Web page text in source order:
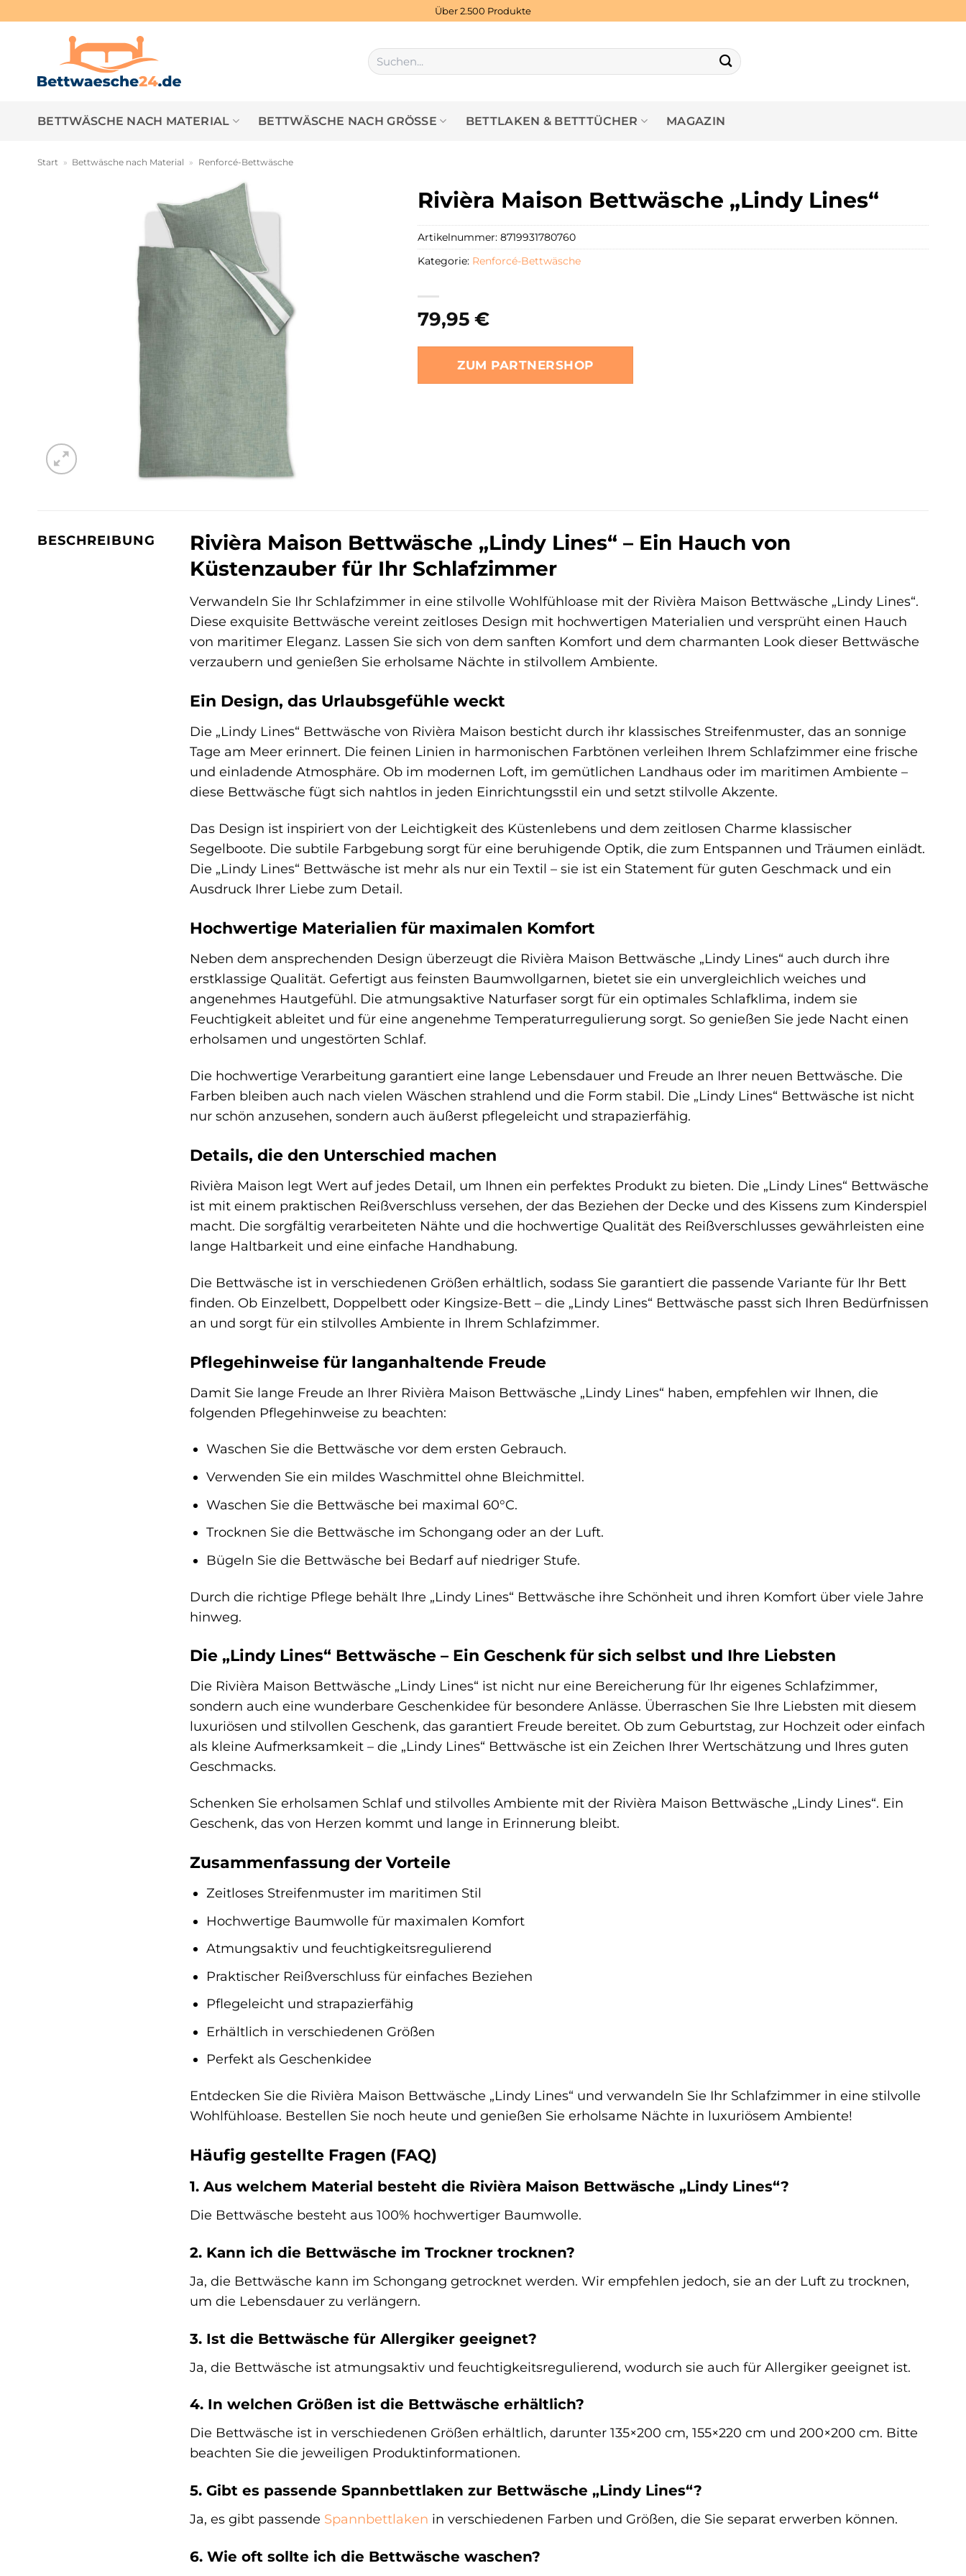
Über 2.500 Produkte
Suchen
nach:
BETTWÄSCHE NACH MATERIAL BETTWÄSCHE NACH GRÖSSE BETTLAKEN & BETTTÜCHER MAGAZIN
Start » Bettwäsche nach Material » Renforcé-Bettwäsche
Rivièra Maison Bettwäsche „Lindy Lines“
79,95€
ZUM PARTNERSHOP
Artikelnummer:8719931780760
Kategorie: Renforcé-Bettwäsche
BESCHREIBUNG
Rivièra Maison Bettwäsche „Lindy Lines“ – Ein Hauch von
Küstenzauber für Ihr Schlafzimmer
Verwandeln Sie Ihr Schlafzimmer in eine stilvolle Wohlfühloase mit der Rivièra Maison Bettwäsche „Lindy Lines“.
Diese exquisite Bettwäsche vereint zeitloses Design mit hochwertigen Materialien und versprüht einen Hauch
von maritimer Eleganz. Lassen Sie sich von dem sanften Komfort und dem charmanten Look dieser Bettwäsche
verzaubern und genießen Sie erholsame Nächte in stilvollem Ambiente.
Ein Design, das Urlaubsgefühle weckt
Die „Lindy Lines“ Bettwäsche von Rivièra Maison besticht durch ihr klassisches Streifenmuster, das an sonnige
Tage am Meer erinnert. Die feinen Linien in harmonischen Farbtönen verleihen Ihrem Schlafzimmer eine frische
und einladende Atmosphäre. Ob im modernen Loft, im gemütlichen Landhaus oder im maritimen Ambiente –
diese Bettwäsche fügt sich nahtlos in jeden Einrichtungsstil ein und setzt stilvolle Akzente.
Das Design ist inspiriert von der Leichtigkeit des Küstenlebens und dem zeitlosen Charme klassischer
Segelboote. Die subtile Farbgebung sorgt für eine beruhigende Optik, die zum Entspannen und Träumen einlädt.
Die „Lindy Lines“ Bettwäsche ist mehr als nur ein Textil – sie ist ein Statement für guten Geschmack und ein
Ausdruck Ihrer Liebe zum Detail.
Hochwertige Materialien für maximalen Komfort
Neben dem ansprechenden Design überzeugt die Rivièra Maison Bettwäsche „Lindy Lines“ auch durch ihre
erstklassige Qualität. Gefertigt aus feinsten Baumwollgarnen, bietet sie ein unvergleichlich weiches und
angenehmes Hautgefühl. Die atmungsaktive Naturfaser sorgt für ein optimales Schlafklima, indem sie
Feuchtigkeit ableitet und für eine angenehme Temperaturregulierung sorgt. So genießen Sie jede Nacht einen
erholsamen und ungestörten Schlaf.
Die hochwertige Verarbeitung garantiert eine lange Lebensdauer und Freude an Ihrer neuen Bettwäsche. Die
Farben bleiben auch nach vielen Wäschen strahlend und die Form stabil. Die „Lindy Lines“ Bettwäsche ist nicht
nur schön anzusehen, sondern auch äußerst pflegeleicht und strapazierfähig.
Details, die den Unterschied machen
Rivièra Maison legt Wert auf jedes Detail, um Ihnen ein perfektes Produkt zu bieten. Die „Lindy Lines“ Bettwäsche
ist mit einem praktischen Reißverschluss versehen, der das Beziehen der Decke und des Kissens zum Kinderspiel
macht. Die sorgfältig verarbeiteten Nähte und die hochwertige Qualität des Reißverschlusses gewährleisten eine
lange Haltbarkeit und eine einfache Handhabung.
Die Bettwäsche ist in verschiedenen Größen erhältlich, sodass Sie garantiert die passende Variante für Ihr Bett
finden. Ob Einzelbett, Doppelbett oder Kingsize-Bett – die „Lindy Lines“ Bettwäsche passt sich Ihren Bedürfnissen
an und sorgt für ein stilvolles Ambiente in Ihrem Schlafzimmer.
Pflegehinweise für langanhaltende Freude
Damit Sie lange Freude an Ihrer Rivièra Maison Bettwäsche „Lindy Lines“ haben, empfehlen wir Ihnen, die
folgenden Pflegehinweise zu beachten:
Waschen Sie die Bettwäsche vor dem ersten Gebrauch.
Verwenden Sie ein mildes Waschmittel ohne Bleichmittel.
Waschen Sie die Bettwäsche bei maximal 60°C.
Trocknen Sie die Bettwäsche im Schongang oder an der Luft.
Bügeln Sie die Bettwäsche bei Bedarf auf niedriger Stufe.
Durch die richtige Pflege behält Ihre „Lindy Lines“ Bettwäsche ihre Schönheit und ihren Komfort über viele Jahre
hinweg.
Die „Lindy Lines“ Bettwäsche – Ein Geschenk für sich selbst und Ihre Liebsten
Die Rivièra Maison Bettwäsche „Lindy Lines“ ist nicht nur eine Bereicherung für Ihr eigenes Schlafzimmer,
sondern auch eine wunderbare Geschenkidee für besondere Anlässe. Überraschen Sie Ihre Liebsten mit diesem
luxuriösen und stilvollen Geschenk, das garantiert Freude bereitet. Ob zum Geburtstag, zur Hochzeit oder einfach
als kleine Aufmerksamkeit – die „Lindy Lines“ Bettwäsche ist ein Zeichen Ihrer Wertschätzung und Ihres guten
Geschmacks.
Schenken Sie erholsamen Schlaf und stilvolles Ambiente mit der Rivièra Maison Bettwäsche „Lindy Lines“. Ein
Geschenk, das von Herzen kommt und lange in Erinnerung bleibt.
Zusammenfassung der Vorteile
Zeitloses Streifenmuster im maritimen Stil
Hochwertige Baumwolle für maximalen Komfort
Atmungsaktiv und feuchtigkeitsregulierend
Praktischer Reißverschluss für einfaches Beziehen
Pflegeleicht und strapazierfähig
Erhältlich in verschiedenen Größen
Perfekt als Geschenkidee
Entdecken Sie die Rivièra Maison Bettwäsche „Lindy Lines“ und verwandeln Sie Ihr Schlafzimmer in eine stilvolle
Wohlfühloase. Bestellen Sie noch heute und genießen Sie erholsame Nächte in luxuriösem Ambiente!
Häufig gestellte Fragen (FAQ)
1. Aus welchem Material besteht die Rivièra Maison Bettwäsche „Lindy Lines“?
Die Bettwäsche besteht aus 100% hochwertiger Baumwolle.
2. Kann ich die Bettwäsche im Trockner trocknen?
Ja, die Bettwäsche kann im Schongang getrocknet werden. Wir empfehlen jedoch, sie an der Luft zu trocknen,
um die Lebensdauer zu verlängern.
3. Ist die Bettwäsche für Allergiker geeignet?
Ja, die Bettwäsche ist atmungsaktiv und feuchtigkeitsregulierend, wodurch sie auch für Allergiker geeignet ist.
4. In welchen Größen ist die Bettwäsche erhältlich?
Die Bettwäsche ist in verschiedenen Größen erhältlich, darunter 135×200 cm, 155×220 cm und 200×200 cm. Bitte
beachten Sie die jeweiligen Produktinformationen.
5. Gibt es passende Spannbettlaken zur Bettwäsche „Lindy Lines“?
Ja, es gibt passende Spannbettlaken in verschiedenen Farben und Größen, die Sie separat erwerben können.
6. Wie oft sollte ich die Bettwäsche waschen?